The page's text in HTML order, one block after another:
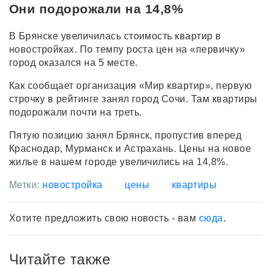
Они подорожали на 14,8%
В Брянске увеличилась стоимость квартир в
новостройках. По темпу роста цен на «первичку»
город оказался на 5 месте.
Как сообщает организация «Мир квартир», первую
строчку в рейтинге занял город Сочи. Там квартиры
подорожали почти на треть.
Пятую позицию занял Брянск, пропустив вперед
Краснодар, Мурманск и Астрахань. Цены на новое
жилье в нашем городе увеличились на 14,8%.
Метки: новостройка цены квартиры
Хотите предложить свою новость - вам сюда.
Читайте также